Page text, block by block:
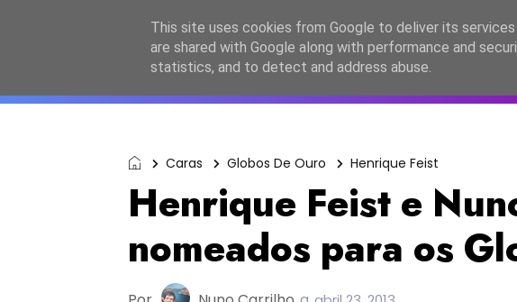
ESC2027 JESC2026 FC2026
Caras Globos De Ouro Henrique Feist
Henrique Feist e
nomeados para os
This site uses cookies from Google to deliver its
are shared with Google along with performance and
statistics, and to detect and address abuse.